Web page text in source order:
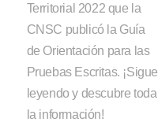
Territorial 2022 que la
CNSC publicó la Guía
de Orientación para las
Pruebas Escritas. ¡Sigue
leyendo y descubre toda
la información!